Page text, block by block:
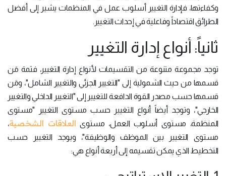
وكفاءتها، فإدارة التغيير أسلوب عمل في المنظمات يشير إلى أفضل
الطرائق اقتصاداً وفاعلية في إحداث التغيير.
ثانياً: أنواع إدارة التغيير
توجد مجموعة متنوعة من التقسيمات لأنواع إدارة التغيير، فثمة مَن
قسمها من حيث الشمولية إلى "التغيير الجزئي والتغيير الشامل"، ومَن
قسمها حسب مصدر القوة الدافعة للتغيير إلى "التغيير الداخلي والتغيير
الخارجي"، وتوجد أيضاً أنواع التغيير حسب مستوى التغيير "مستوى
المنظمة، مستوى أسلوب العمل، مستوى العلاقات الشخصية،
مستوى التغيير بين الموظف والوظيفة"، ويوجد التغيير حسب
التخطيط الذي يمكن تقسيمه إلى أربعة أنواع هي: